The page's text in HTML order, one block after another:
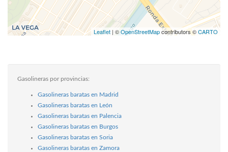
Leaflet | ©OpenStreetMapcontributors ©CARTO
Gasolineras por provincias:
Gasolineras baratas en Madrid
Gasolineras baratas en León
Gasolineras baratas en Palencia
Gasolineras baratas en Burgos
Gasolineras baratas en Soria
Gasolineras baratas en Zamora